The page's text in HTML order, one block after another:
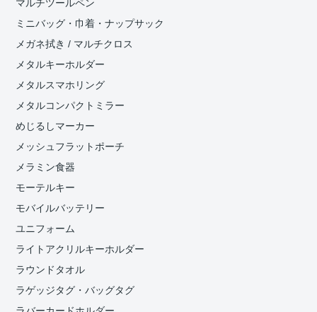
マルチツールペン
ミニバッグ・巾着・ナップサック
メガネ拭き / マルチクロス
メタルキーホルダー
メタルスマホリング
メタルコンパクトミラー
めじるしマーカー
メッシュフラットポーチ
メラミン食器
モーテルキー
モバイルバッテリー
ユニフォーム
ライトアクリルキーホルダー
ラウンドタオル
ラゲッジタグ・バッグタグ